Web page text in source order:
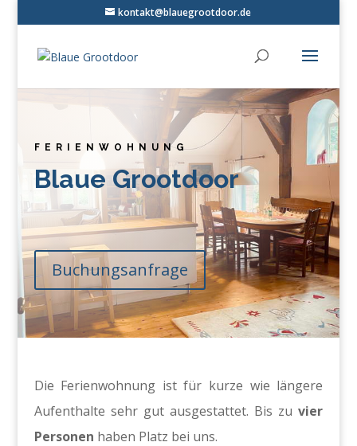
kontakt@blauegrootdoor.de
FERIENWOHNUNG
Blaue Grootdoor
Buchungsanfrage
Die Ferienwohnung ist für kurze wie längere
Aufenthalte sehr gut ausgestattet. Bis zuvier
Personen haben Platz bei uns.